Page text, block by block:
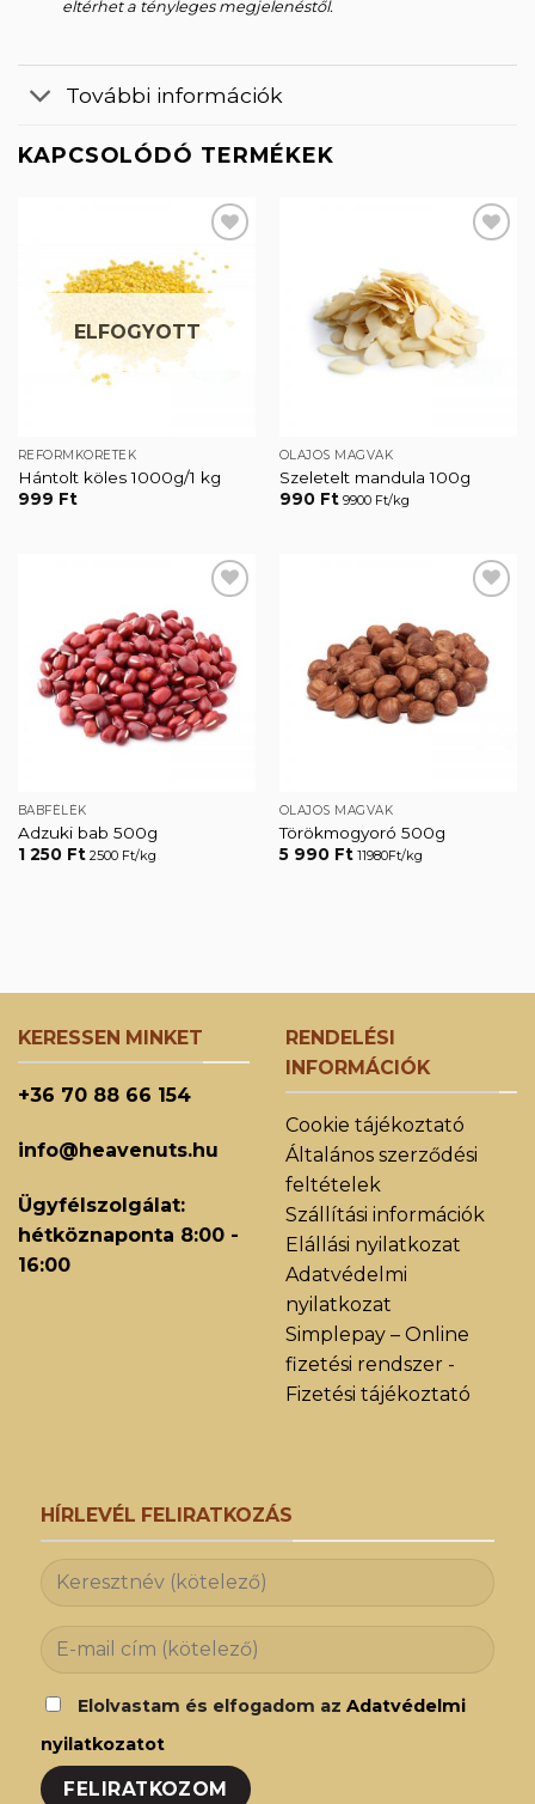
eltérhet a tényleges megjelenéstől.
További információk
KAPCSOLÓDÓ TERMÉKEK
Kedvencekhez
ELFOGYOTT
REFORMKÖRETEK
Hántolt köles 1000g/1 kg
999 Ft
Kedvencekhez
OLAJOS MAGVAK
Szeletelt mandula 100g
990 Ft9900 Ft/kg
Kedvencekhez
BABFÉLÉK
Adzuki bab 500g
1 250 Ft2500 Ft/kg
Kedvencekhez
OLAJOS MAGVAK
Törökmogyoró 500g
5 990 Ft11980Ft/kg
KERESSEN MINKET
+36 70 88 66 154
info@heavenuts.hu
Ügyfélszolgálat:
hétköznaponta 8:00 -
16:00
RENDELÉSI
INFORMÁCIÓK
Cookie tájékoztató
Általános szerződési
feltételek
Szállítási információk
Elállási nyilatkozat
Adatvédelmi
nyilatkozat
Simplepay – Online
fizetési rendszer -
Fizetési tájékoztató
HÍRLEVÉL FELIRATKOZÁS
Elolvastam és elfogadom az Adatvédelmi
nyilatkozatot